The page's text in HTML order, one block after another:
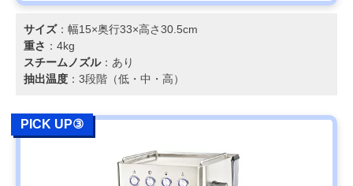
サイズ：幅15×奥行33×高さ30.5cm
重さ ：4kg
スチームノズル：あり
抽出温度 ：3段階（低・中・高）
PICK UP③